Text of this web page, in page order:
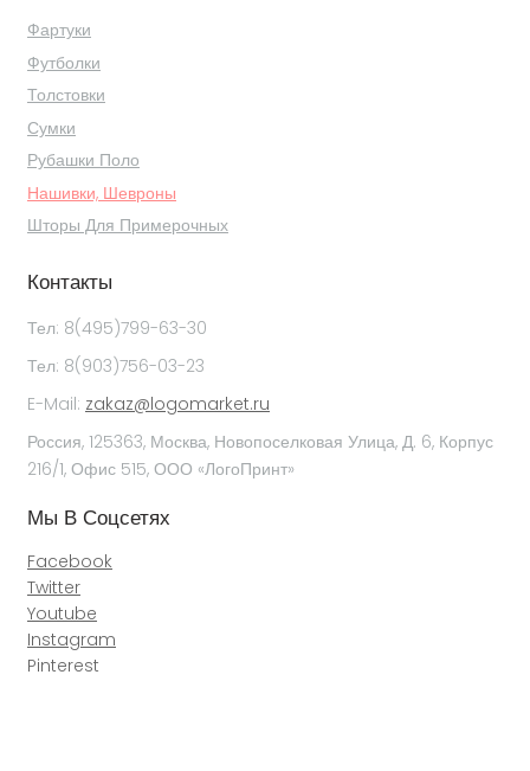
Фартуки
Футболки
Толстовки
Сумки
Рубашки Поло
Нашивки, Шевроны
Шторы Для Примерочных
Контакты
Тел: 8(495)799-63-30
Тел: 8(903)756-03-23
E-Mail: zakaz@logomarket.ru
Россия, 125363, Москва, Новопоселковая Улица, Д. 6, Корпус
216/1, Офис 515, ООО «ЛогоПринт»
Мы В Соцсетях
Facebook
Twitter
Youtube
Instagram
Pinterest